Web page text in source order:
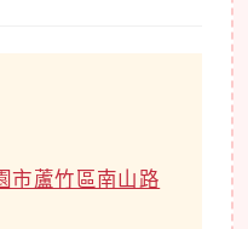
市蘆竹區南山路